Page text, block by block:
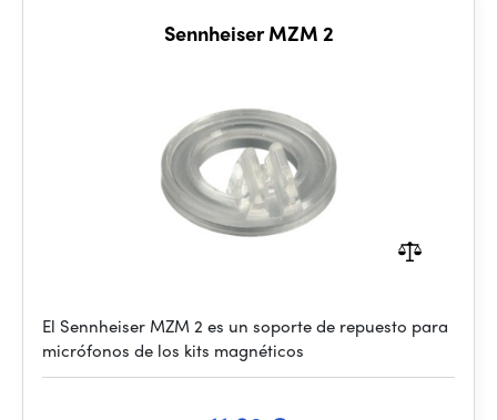
Sennheiser MZM 2
El Sennheiser MZM 2 es un soporte de repuesto para
micrófonos de los kits magnéticos